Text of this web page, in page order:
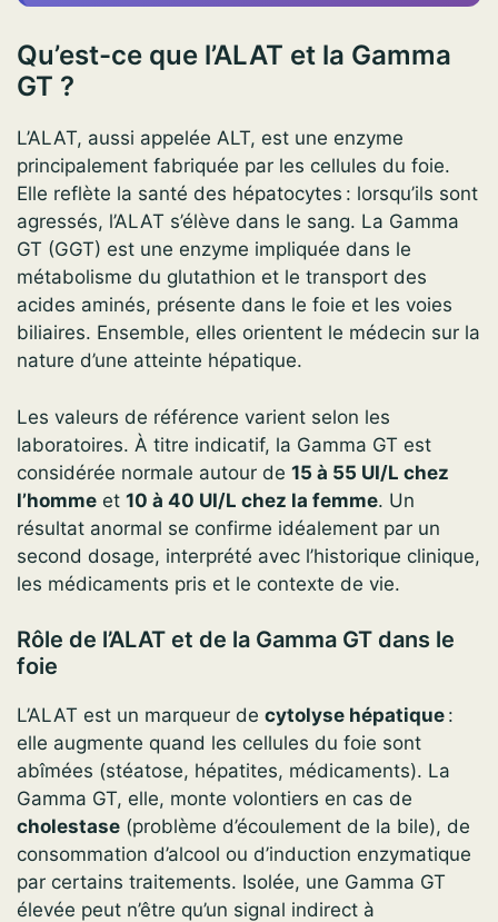
Qu’est-ce que l’ALAT et la Gamma
GT ?
L’ALAT, aussi appelée ALT, est une enzyme
principalement fabriquée par les cellules du foie.
Elle reflète la santé des hépatocytes : lorsqu’ils sont
agressés, l’ALAT s’élève dans le sang. La Gamma
GT (GGT) est une enzyme impliquée dans le
métabolisme du glutathion et le transport des
acides aminés, présente dans le foie et les voies
biliaires. Ensemble, elles orientent le médecin sur la
nature d’une atteinte hépatique.
Les valeurs de référence varient selon les
laboratoires. À titre indicatif, la Gamma GT est
considérée normale autour de 15 à 55 UI/L chez
l’homme et 10 à 40 UI/L chez la femme. Un
résultat anormal se confirme idéalement par un
second dosage, interprété avec l’historique clinique,
les médicaments pris et le contexte de vie.
Rôle de l’ALAT et de la Gamma GT dans le
foie
L’ALAT est un marqueur de cytolyse hépatique :
elle augmente quand les cellules du foie sont
abîmées (stéatose, hépatites, médicaments). La
Gamma GT, elle, monte volontiers en cas de
cholestase (problème d’écoulement de la bile), de
consommation d’alcool ou d’induction enzymatique
par certains traitements. Isolée, une Gamma GT
élevée peut n’être qu’un signal indirect à